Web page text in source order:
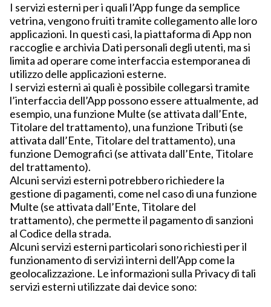
I servizi esterni per i quali l’App funge da semplice
vetrina, vengono fruiti tramite collegamento alle loro
applicazioni. In questi casi, la piattaforma di App non
raccoglie e archivia Dati personali degli utenti, ma si
limita ad operare come interfaccia estemporanea di
utilizzo delle applicazioni esterne.
I servizi esterni ai quali è possibile collegarsi tramite
l’interfaccia dell’App possono essere attualmente, ad
esempio, una funzione Multe (se attivata dall’Ente,
Titolare del trattamento), una funzione Tributi (se
attivata dall’Ente, Titolare del trattamento), una
funzione Demografici (se attivata dall’Ente, Titolare
del trattamento).
Alcuni servizi esterni potrebbero richiedere la
gestione di pagamenti, come nel caso di una funzione
Multe (se attivata dall’Ente, Titolare del
trattamento), che permette il pagamento di sanzioni
al Codice della strada.
Alcuni servizi esterni particolari sono richiesti per il
funzionamento di servizi interni dell’App come la
geolocalizzazione. Le informazioni sulla Privacy di tali
servizi esterni utilizzate dai device sono: